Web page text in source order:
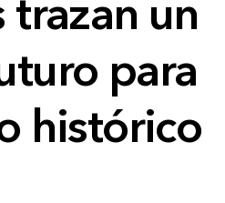
un
para
histórico